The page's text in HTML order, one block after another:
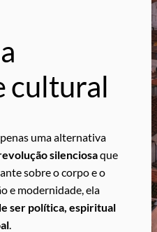
cultural
uma alternativa
silenciosaque
sobre o corpo e o
e modernidade, ela
ser política, espiritual